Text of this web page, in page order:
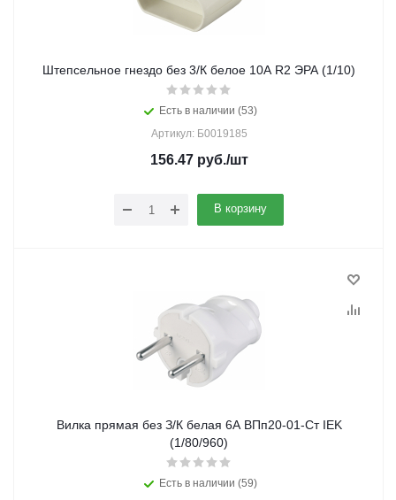
Штепсельное гнездо без 3/К белое 10А R2 ЭРА (1/10)
Есть в наличии (53)
Артикул: Б0019185
156.47руб./шт
В корзину
Вилка прямая без З/К белая 6А ВПп20-01-Ст IEK
(1/80/960)
Есть в наличии (59)